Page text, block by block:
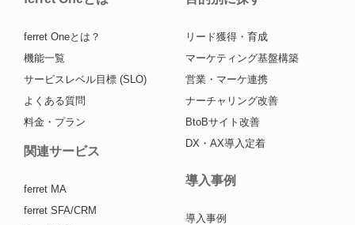
ferret Oneとは？
機能一覧
サービスレベル目標 (SLO)
よくある質問
料金・プラン
関連サービス
ferret MA
ferret SFA/CRM
リード獲得・育成
マーケティング基盤構築
営業・マーケ連携
ナーチャリング改善
BtoBサイト改善
DX・AX導入定着
導入事例
導入事例